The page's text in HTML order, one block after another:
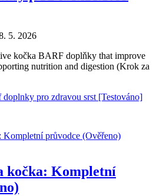
5. 2026
kočka BARF doplňky that improve
nutrition and digestion (Krok za
doplnky pro zdravou srst [Testováno]
kočka: Kompletní